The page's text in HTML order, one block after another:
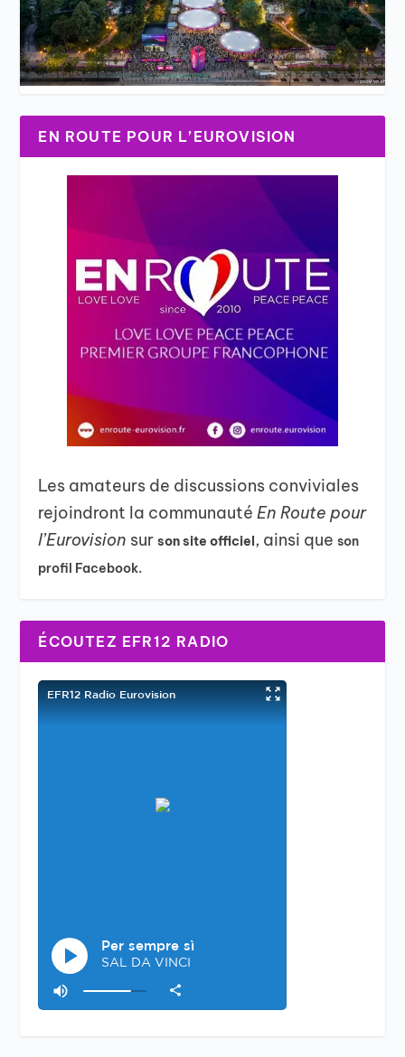
EN ROUTE POUR L’EUROVISION
Les amateurs de discussions conviviales
rejoindront la communautéEn Route pour
l’Eurovision surson site officiel, ainsi queson
profil Facebook.
ÉCOUTEZ EFR12 RADIO